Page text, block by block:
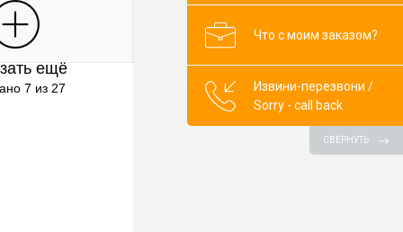
корзину
К сравнению
ещё
7 из 27
Что с моим заказом?
Извини-перезвони /
Sorry - call back
СВЕРНУТЬ